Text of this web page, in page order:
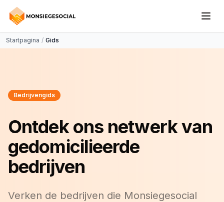
Startpagina / Gids
Bedrijvengids
Ontdek ons netwerk van
gedomicilieerde
bedrijven
Verken de bedrijven die Monsiegesocial